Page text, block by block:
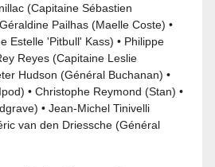
(Capitaine Sébastien
Pailhas (Maelle Coste) •
Estelle 'Pitbull' Kass) • Philippe
Reyes (Capitaine Leslie
Hudson (Général Buchanan) •
• Christophe Reymond (Stan) •
• Jean-Michel Tinivelli
van den Driessche (Général